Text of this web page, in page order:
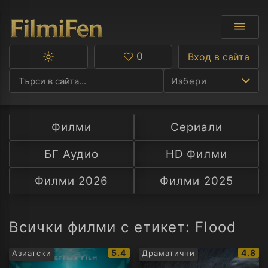
Избери
Ф
С
А
Превключване
тъмна
тема
Любими
0 Вход в сайта
Филми
Сериали
БГ Аудио
HD Филми
Филми 2026
Филми 2025
Всички филми с етикет: Flood
Азиатски
IMDb
рейтинг:
5.4 Драматични
IMDb
4.8